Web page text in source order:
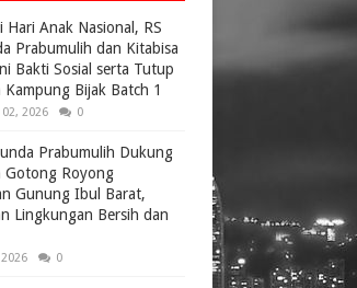
Hari Anak Nasional, RS
Prabumulih dan Kitabisa
Bakti Sosial serta Tutup
Kampung Bijak Batch 1
2026 0
Prabumulih Dukung
Gotong Royong
Gunung Ibul Barat,
Lingkungan Bersih dan
0